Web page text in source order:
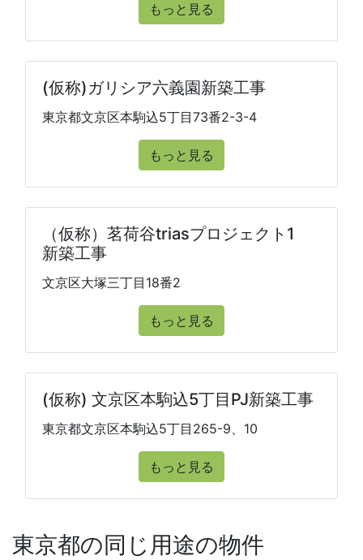
もっと見る
(仮称)ガリシア六義園新築工事
東京都文京区本駒込5丁目73番2-3-4
もっと見る
（仮称）茗荷谷triasプロジェクト1
新築工事
文京区大塚三丁目18番2
もっと見る
(仮称) 文京区本駒込5丁目PJ新築工事
東京都文京区本駒込5丁目265-9、10
もっと見る
東京都の同じ用途の物件